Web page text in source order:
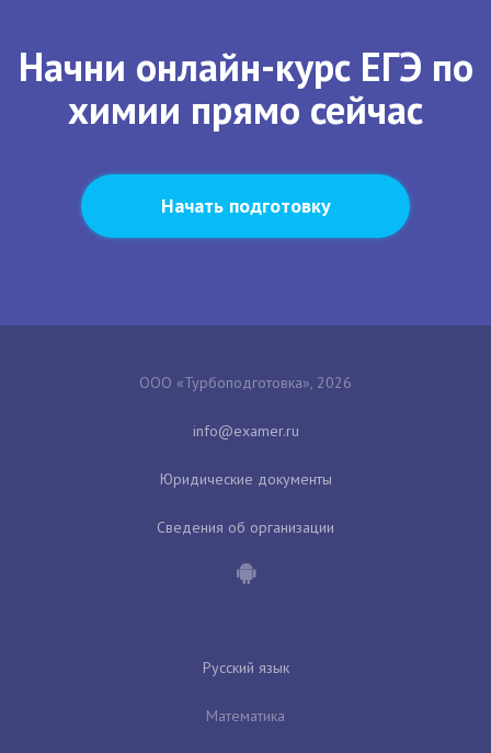
Начни онлайн-курс ЕГЭ по
химии прямо сейчас
Начать подготовку
ООО «Турбоподготовка», 2026
Юридические документы
Сведения об организации
Русский язык
Математика